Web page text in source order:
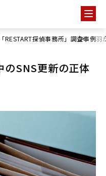
探偵事務所」 調査事例羽
のSNS更新の正体